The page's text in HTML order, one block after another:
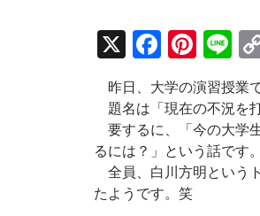
X
F
ac
e
b
o
o
Pi
nt
er
es
t
Li
n
e
昨日、大学の演習授業
題名は「現在の不況を
要するに、「今の大学
るには？」という話です。
全員、白川方明という
たようです。笑